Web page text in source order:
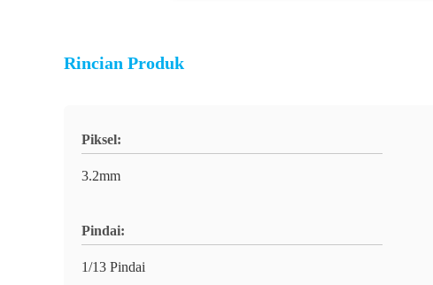
Rincian Produk
Piksel:
3.2mm
Pindai:
1/13 Pindai